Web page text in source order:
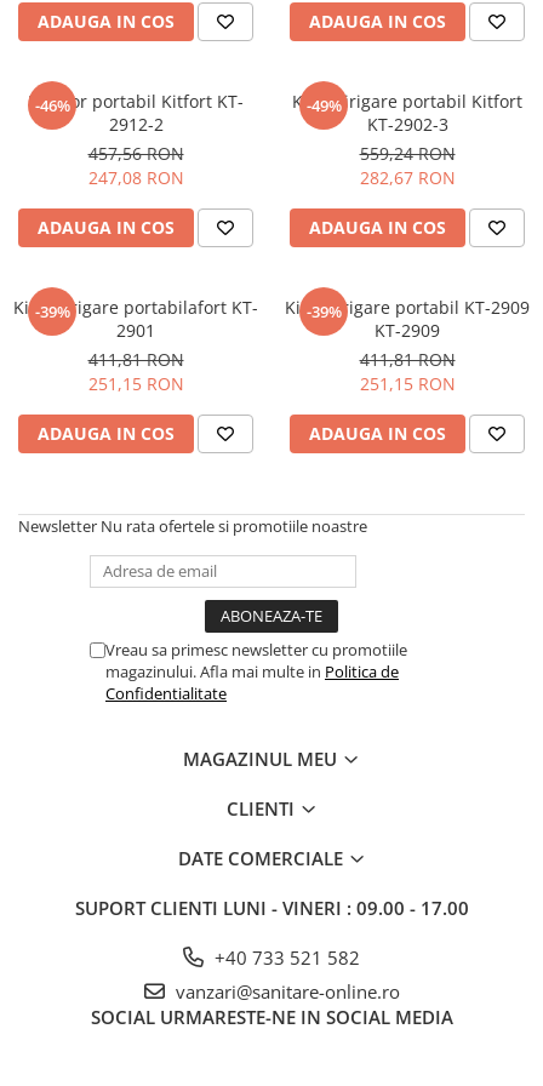
Dulap de baie cu oglindă
Dulap mic de baie
Sisteme de Dus
Oferta Zilei: Top Vânzări
Baterii termostatice
Coloane de duș cu baterie
Căzi de baie
Lavoare
Seturi vase wc
CHIUVETE STICLA
COMPACT
ELEGANT
FORM
INTERMEZZO
LINE
LINE MAXIM
NIAGARA
NOX
PRAKTIK
Recomandate
SETURI CHIUVETA DE BUCATARIE SI
STYLUX
ADAUGA IN COS ADAUGA IN COS
-46%
Irigator portabil Kitfort KT-
2912-2
457,56 RON
247,08 RON
ADAUGA IN COS
-49%
Kit de irigare portabil Kitfort
KT-2902-3
559,24 RON
282,67 RON
ADAUGA IN COS
-39%
Kit de irigare portabilafort KT-
2901
411,81 RON
251,15 RON
ADAUGA IN COS
-39%
Kit de irigare portabil KT-2909
KT-2909
411,81 RON
251,15 RON
ADAUGA IN COS
Newsletter Nu rata ofertele si promotiile noastre
Vreau sa primesc newsletter cu promotiile
magazinului. Afla mai multe in Politica de
Confidentialitate
MAGAZINUL MEU
CLIENTI
DATE COMERCIALE
SUPORT CLIENTI LUNI - VINERI : 09.00 - 17.00
+40 733 521 582
vanzari@sanitare-online.ro
SOCIAL URMARESTE-NE IN SOCIAL MEDIA